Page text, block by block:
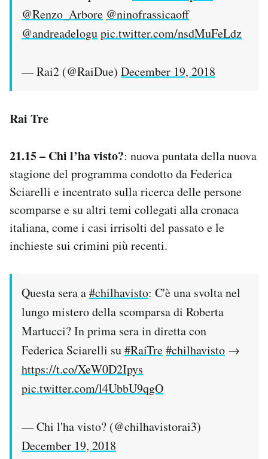
@Renzo_Arbore @ninofrassicaoff
@andreadelogupic.twitter.com/nsdMuFeLdz
— Rai2 (@RaiDue) December 19, 2018
Rai Tre
21.15 – Chi l’ha visto?: nuova puntata della nuova
stagione del programma condotto da Federica
Sciarelli e incentrato sulla ricerca delle persone
scomparse e su altri temi collegati alla cronaca
italiana, come i casi irrisolti del passato e le
inchieste sui crimini più recenti.
Questa sera a#chilhavisto: C'è una svolta nel
lungo mistero della scomparsa di Roberta
Martucci? In prima sera in diretta con
Federica Sciarelli su#RaiTre#chilhavisto →
https://t.co/XeW0D2Ipys
pic.twitter.com/l4UbbU9qgO
— Chi l'ha visto? (@chilhavistorai3)
December 19, 2018